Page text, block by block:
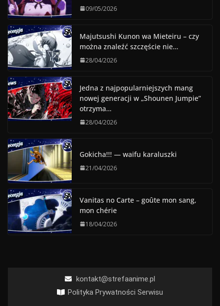
09/05/2026
Majutsushi Kunon wa Mieteiru – czy
można znaleźć szczęście nie…
28/04/2026
Jedna z najpopularniejszych mang
nowej generacji w „Shounen Jumpie”
otrzyma…
28/04/2026
Gokicha!!! — waifu karaluszki
21/04/2026
Vanitas no Carte – goûte mon sang,
mon chérie
18/04/2026
kontakt@strefaanime.pl
Polityka Prywatności Serwisu